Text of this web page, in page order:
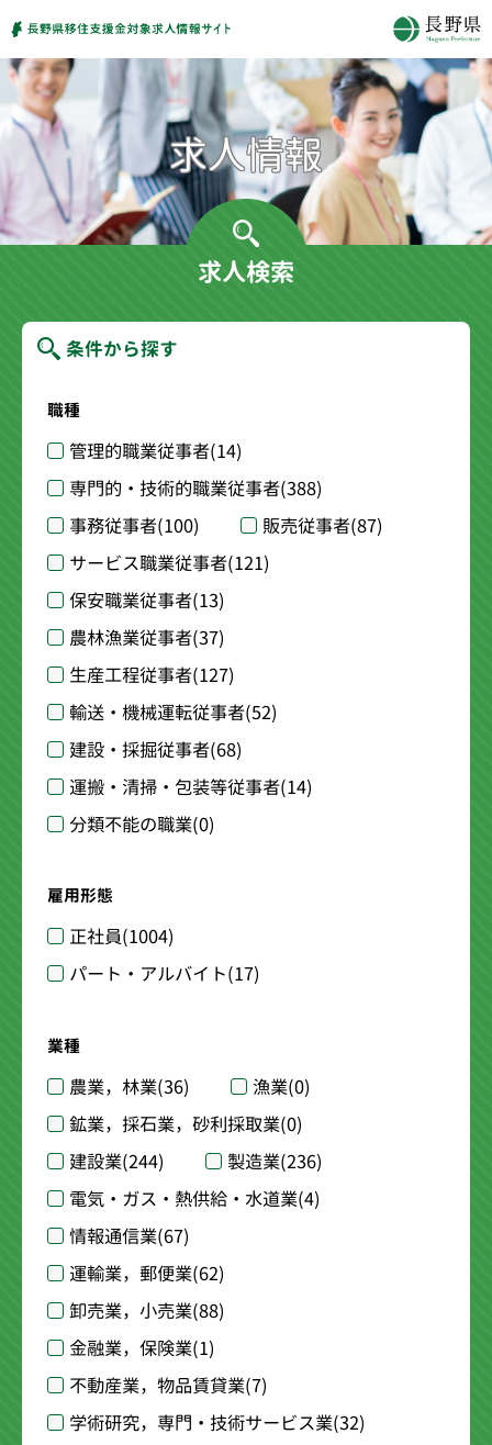
求人検索
条件から探す
職種
管理的職業従事者(14)
専門的・技術的職業従事者(388)
事務従事者(100) 販売従事者(87)
サービス職業従事者(121)
保安職業従事者(13)
農林漁業従事者(37)
生産工程従事者(127)
輸送・機械運転従事者(52)
建設・採掘従事者(68)
運搬・清掃・包装等従事者(14)
分類不能の職業(0)
雇用形態
正社員(1004)
パート・アルバイト(17)
業種
農業，林業(36) 漁業(0)
鉱業，採石業，砂利採取業(0)
建設業(244) 製造業(236)
電気・ガス・熱供給・水道業(4)
情報通信業(67)
運輸業，郵便業(62)
卸売業，小売業(88)
金融業，保険業(1)
不動産業，物品賃貸業(7)
学術研究，専門・技術サービス業(32)